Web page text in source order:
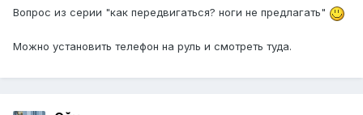
Вопрос из серии "как передвигаться? ноги не предлагать"
Можно установить телефон на руль и смотреть туда.